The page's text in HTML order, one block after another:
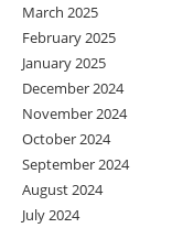
March 2025
February 2025
January 2025
December 2024
November 2024
October 2024
September 2024
August 2024
July 2024